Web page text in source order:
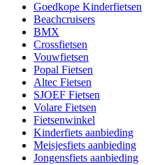
Goedkope Kinderfietsen
Beachcruisers
BMX
Crossfietsen
Vouwfietsen
Popal Fietsen
Altec Fietsen
SJOEF Fietsen
Volare Fietsen
Fietsenwinkel
Kinderfiets aanbieding
Meisjesfiets aanbieding
Jongensfiets aanbieding